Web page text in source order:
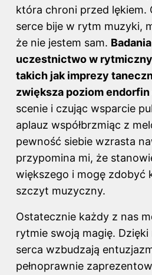
która chroni przed lękiem.
serce bije w rytm muzyki,
że nie jestem sam.
uczestnictwo w
takich jak imprezy
zwiększa poziom endorfin
scenie i czując wsparcie
aplauz współbrzmiąc z
pewność siebie wzrasta
przypomina mi, że
większego i mogę zdobyć
szczyt muzyczny.
Ostatecznie każdy z nas
rytmie swoją magię.
serca wzbudzają
pełnoprawnie